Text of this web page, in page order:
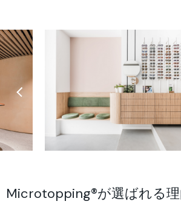
Microtopping®が選ばれる